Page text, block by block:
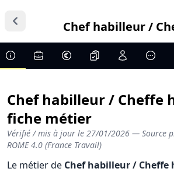
Chef habilleur /
Chef habilleur / Cheffe
fiche métier
Vérifié / mis à jour le 27/01/2026 — Source
ROME 4.0 (France Travail)
Le métier de Chef habilleur / Cheffe